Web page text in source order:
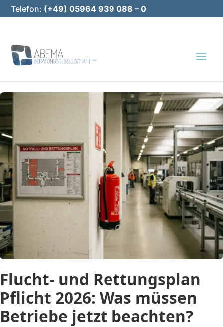
Telefon: (+49) 05964 939 088 – 0
Flucht- und Rettungsplan
Pflicht 2026: Was müssen
Betriebe jetzt beachten?